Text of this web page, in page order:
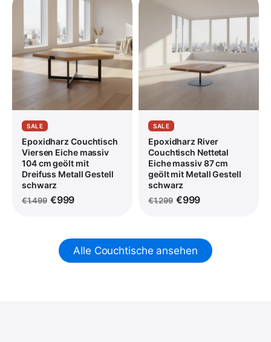
SALE
Epoxidharz Couchtisch
Viersen Eiche massiv
104 cm geölt mit
Dreifuss Metall Gestell
schwarz
€1.499 €999
SALE
Epoxidharz River
Couchtisch Nettetal
Eiche massiv 87 cm
geölt mit Metall Gestell
schwarz
€1.299 €999
Alle Couchtische ansehen